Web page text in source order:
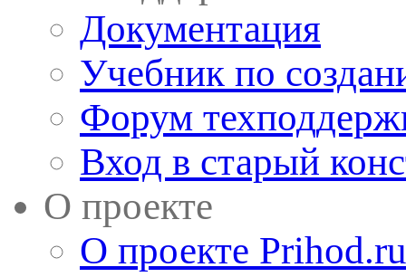
Документация
Учебник по
Форум
Вход в старый
О проекте
О проекте Prihod.ru